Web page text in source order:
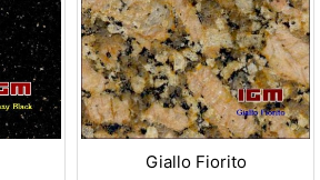
Giallo Fiorito